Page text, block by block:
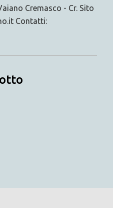
Cremasco - Cr. Sito
Contatti: